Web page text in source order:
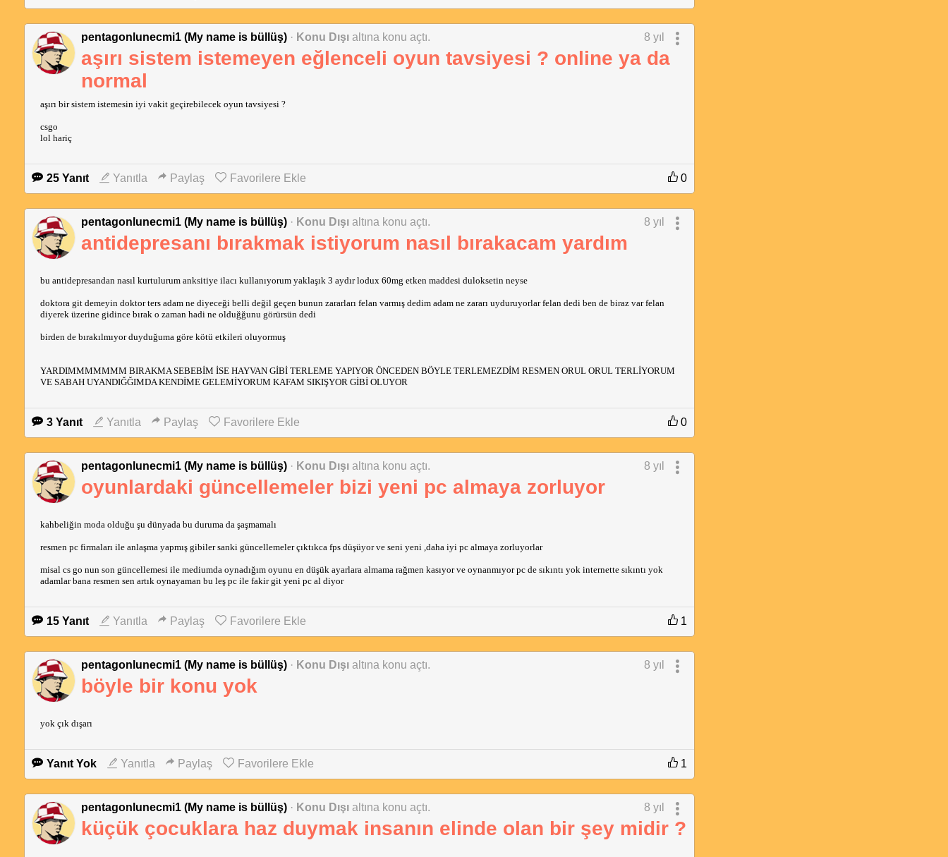
pentagonlunecmi1 (My name is büllüş) · Konu Dışı altına konu açtı. 8 yıl
aşırı sistem istemeyen eğlenceli oyun tavsiyesi ? online ya da
normal
aşırı bir sistem istemesin iyi vakit geçirebilecek oyun tavsiyesi ?
csgo
lol hariç
25 Yanıt Yanıtla Paylaş Favorilere Ekle 0
pentagonlunecmi1 (My name is büllüş) · Konu Dışı altına konu açtı. 8 yıl
antidepresanı bırakmak istiyorum nasıl bırakacam yardım
bu antidepresandan nasıl kurtulurum anksitiye ilacı kullanıyorum yaklaşık 3 aydır lodux 60mg etken maddesi duloksetin neyse
doktora git demeyin doktor ters adam ne diyeceği belli değil geçen bunun zararları felan varmış dedim adam ne zararı uyduruyorlar felan dedi ben de biraz var felan
diyerek üzerine gidince bırak o zaman hadi ne olduğğunu görürsün dedi
birden de bırakılmıyor duyduğuma göre kötü etkileri oluyormuş
YARDIMMMMMMM BIRAKMA SEBEBİM İSE HAYVAN GİBİ TERLEME YAPIYOR ÖNCEDEN BÖYLE TERLEMEZDİM RESMEN ORUL ORUL TERLİYORUM
VE SABAH UYANDIĞĞIMDA KENDİME GELEMİYORUM KAFAM SIKIŞYOR GİBİ OLUYOR
3 Yanıt Yanıtla Paylaş Favorilere Ekle 0
pentagonlunecmi1 (My name is büllüş) · Konu Dışı altına konu açtı. 8 yıl
oyunlardaki güncellemeler bizi yeni pc almaya zorluyor
kahbeliğin moda olduğu şu dünyada bu duruma da şaşmamalı
resmen pc firmaları ile anlaşma yapmış gibiler sanki güncellemeler çıktıkca fps düşüyor ve seni yeni ,daha iyi pc almaya zorluyorlar
misal cs go nun son güncellemesi ile mediumda oynadığım oyunu en düşük ayarlara almama rağmen kasıyor ve oynanmıyor pc de sıkıntı yok internette sıkıntı yok
adamlar bana resmen sen artık oynayaman bu leş pc ile fakir git yeni pc al diyor
15 Yanıt Yanıtla Paylaş Favorilere Ekle 1
pentagonlunecmi1 (My name is büllüş) · Konu Dışı altına konu açtı. 8 yıl
böyle bir konu yok
yok çık dışarı
Yanıt Yok Yanıtla Paylaş Favorilere Ekle 1
pentagonlunecmi1 (My name is büllüş) · Konu Dışı altına konu açtı. 8 yıl
küçük çocuklara haz duymak insanın elinde olan bir şey midir ?